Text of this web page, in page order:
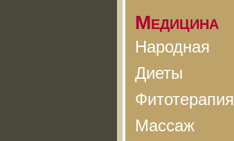
Медицина
Народная
Диеты
Фитотерапия
Массаж